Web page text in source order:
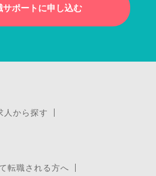
サポートに申し込む
人から探す
転職される方へ